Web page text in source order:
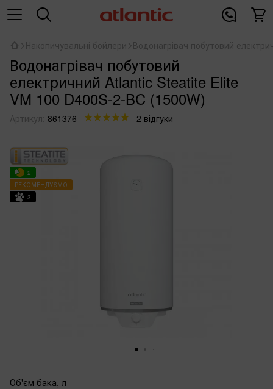
Накопичувальні бойлери Водонагрівач побутовий
Водонагрівач побутовий
електричний Atlantic Steatite Elite
VM 100 D400S-2-BC (1500W)
Артикул: 861376 2 відгуки
2
РЕКОМЕНДУЄМО
3
Об'єм бака, л